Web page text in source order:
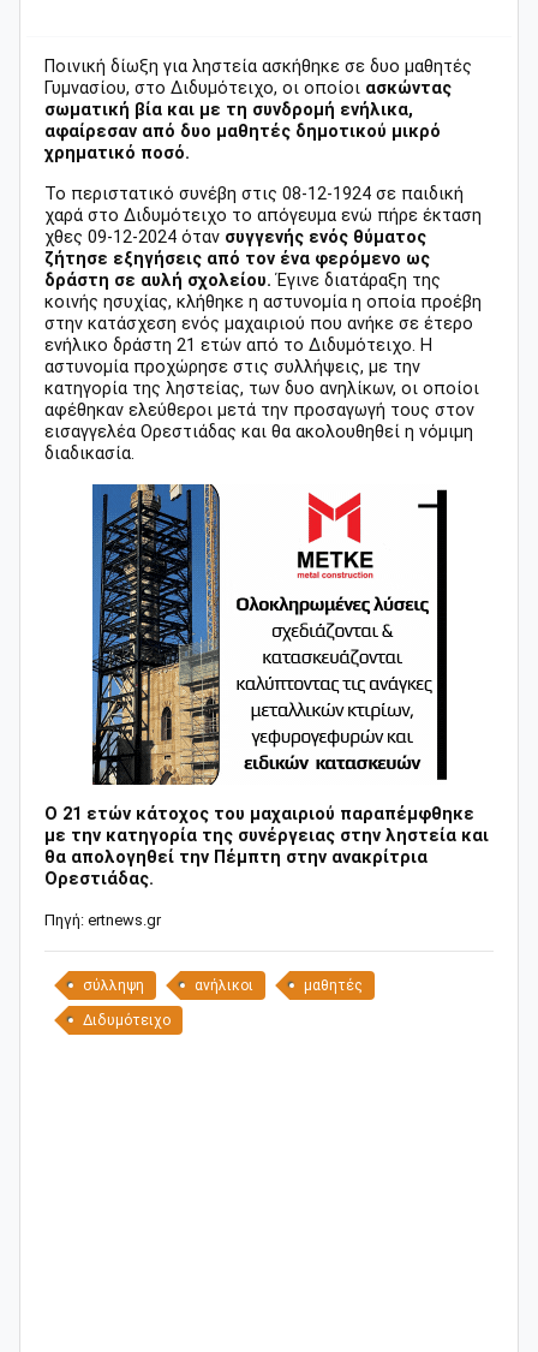
Ποινική δίωξη για ληστεία ασκήθηκε σε δυο μαθητές
Γυμνασίου, στο Διδυμότειχο, οι οποίοι ασκώντας
σωματική βία και με τη συνδρομή ενήλικα,
αφαίρεσαν από δυο μαθητές δημοτικού μικρό
χρηματικό ποσό.
Το περιστατικό συνέβη στις 08-12-1924 σε παιδική
χαρά στο Διδυμότειχο το απόγευμα ενώ πήρε έκταση
χθες 09-12-2024 όταν συγγενής ενός θύματος
ζήτησε εξηγήσεις από τον ένα φερόμενο ως
δράστη σε αυλή σχολείου. Έγινε διατάραξη της
κοινής ησυχίας, κλήθηκε η αστυνομία η οποία προέβη
στην κατάσχεση ενός μαχαιριού που ανήκε σε έτερο
ενήλικο δράστη 21 ετών από το Διδυμότειχο. Η
αστυνομία προχώρησε στις συλλήψεις, με την
κατηγορία της ληστείας, των δυο ανηλίκων, οι οποίοι
αφέθηκαν ελεύθεροι μετά την προσαγωγή τους στον
εισαγγελέα Ορεστιάδας και θα ακολουθηθεί η νόμιμη
διαδικασία.
Ο 21 ετών κάτοχος του μαχαιριού παραπέμφθηκε
με την κατηγορία της συνέργειας στην ληστεία και
θα απολογηθεί την Πέμπτη στην ανακρίτρια
Ορεστιάδας.
Πηγή: ertnews.gr
σύλληψη ανήλικοι μαθητές
Διδυμότειχο